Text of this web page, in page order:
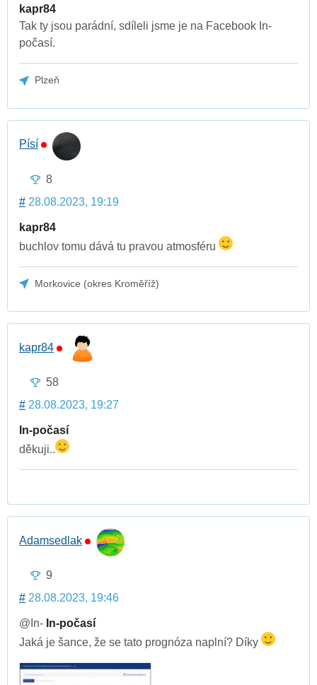
kapr84
Tak ty jsou parádní, sdíleli jsme je na Facebook In-
počasí.
Plzeň
Písí
8
# 28.08.2023, 19:19
kapr84
buchlov tomu dává tu pravou atmosféru
Morkovice (okres Kroměříž)
kapr84
58
# 28.08.2023, 19:27
In-počasí
děkuji..
Adamsedlak
9
# 28.08.2023, 19:46
@In- In-počasí
Jaká je šance, že se tato prognóza naplní? Díky